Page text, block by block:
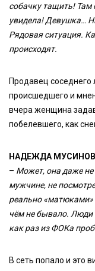
собачку тащить! Там
увидела! Девушка…
Рядовая ситуация.
происходят.
Продавец соседнего
происшедшего и
вчера женщина
побелевшего, как
НАДЕЖДА
– Может, она даже не
мужчине, не
реально «матюками»
чём не бывало. Люди
как раз из ФОКа
В сеть попало и это